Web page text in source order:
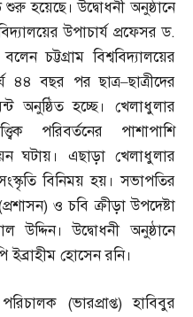
শুরু হয়েছে। উদ্বোধনী অনুষ্ঠানে
উপাচার্য প্রফেসর ড.
চট্টগ্রাম বিশ্ববিদ্যালয়ের
৪৪ বছর পর ছাত্র–ছাত্রীদের
অনুষ্ঠিত হচ্ছে। খেলাধুলার
পরিবর্তনের পাশাপাশি
ঘটায়। এছাড়া খেলাধুলার
বিনিময় হয়। সভাপতির
প্রশাসন) ও চবি ক্রীড়া উপদেষ্টা
উদ্দিন। উদ্বোধনী অনুষ্ঠানে
ইব্রাহীম হোসেন রনি।
(ভারপ্রাপ্ত)হাবিবুর